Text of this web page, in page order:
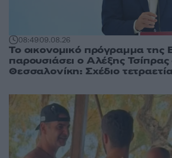
08:4909.08.26
Το οικονομικό πρόγραμμα
παρουσιάσει ο Αλέξης Τσίπρας
Θεσσαλονίκη: Σχέδιο